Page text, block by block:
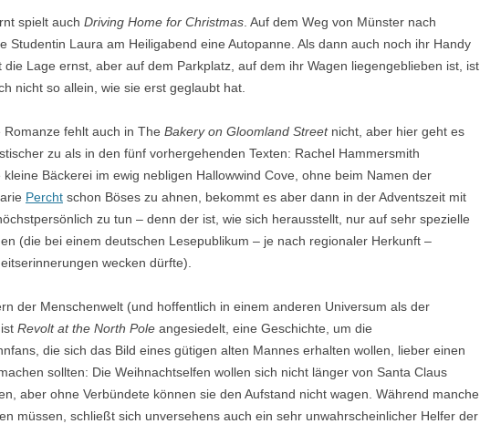
spielt auch Driving Home for Christmas . Auf dem Weg von Münster nach
Studentin Laura am Heiligabend eine Autopanne. Als dann auch noch ihr Handy
die Lage ernst, aber auf dem Parkplatz, auf dem ihr Wagen liegengeblieben ist, ist
nicht so allein, wie sie erst geglaubt hat.
Romanze fehlt auch in The Bakery on Gloomland Streetnicht, aber hier geht es
zu als in den fünf vorhergehenden Texten: Rachel Hammersmith
kleine Bäckerei im ewig nebligen Hallowwind Cove, ohne beim Namen der
Percht schon Böses zu ahnen, bekommt es aber dann in der Adventszeit mit
zu tun – denn der ist, wie sich herausstellt, nur auf sehr spezielle
(die bei einem deutschen Lesepublikum – je nach regionaler Herkunft –
wecken dürfte).
der Menschenwelt (und hoffentlich in einem anderen Universum als der
Revolt at the North Pole angesiedelt, eine Geschichte, um die
die sich das Bild eines gütigen alten Mannes erhalten wollen, lieber einen
sollten: Die Weihnachtselfen wollen sich nicht länger von Santa Claus
aber ohne Verbündete können sie den Aufstand nicht wagen. Während manche
müssen, schließt sich unversehens auch ein sehr unwahrscheinlicher Helfer der